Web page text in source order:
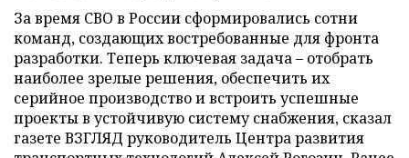
За время СВО в России сформировались сотни
команд, создающих востребованные для фронта
разработки. Теперь ключевая задача – отобрать
наиболее зрелые решения, обеспечить их
серийное производство и встроить успешные
проекты в устойчивую систему снабжения, сказал
газете ВЗГЛЯД руководитель Центра развития